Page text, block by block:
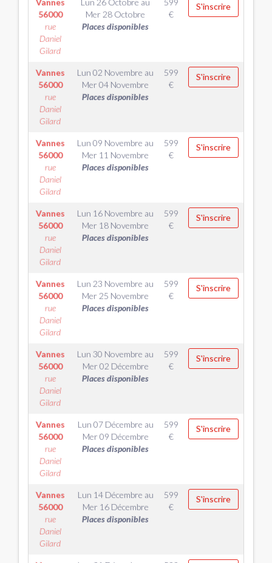
Vannes
56000
rue
Daniel
Gilard
Lun 26 Octobre au
Mer 28 Octobre
Places disponibles
599
€
S'inscrire
Vannes
56000
rue
Daniel
Gilard
Lun 02 Novembre au
Mer 04 Novembre
Places disponibles
599
€
S'inscrire
Vannes
56000
rue
Daniel
Gilard
Lun 09 Novembre au
Mer 11 Novembre
Places disponibles
599
€
S'inscrire
Vannes
56000
rue
Daniel
Gilard
Lun 16 Novembre au
Mer 18 Novembre
Places disponibles
599
€
S'inscrire
Vannes
56000
rue
Daniel
Gilard
Lun 23 Novembre au
Mer 25 Novembre
Places disponibles
599
€
S'inscrire
Vannes
56000
rue
Daniel
Gilard
Lun 30 Novembre au
Mer 02 Décembre
Places disponibles
599
€
S'inscrire
Vannes
56000
rue
Daniel
Gilard
Lun 07 Décembre au
Mer 09 Décembre
Places disponibles
599
€
S'inscrire
Vannes
56000
rue
Daniel
Gilard
Lun 14 Décembre au
Mer 16 Décembre
Places disponibles
599
€
S'inscrire